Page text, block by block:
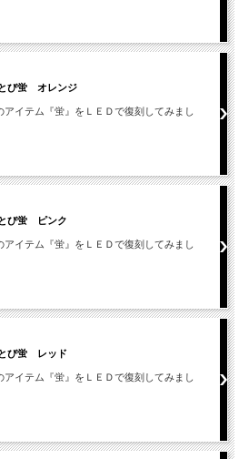
び蛍 オレンジ
アイテム『蛍』をＬＥＤで復刻してみまし
び蛍 ピンク
アイテム『蛍』をＬＥＤで復刻してみまし
び蛍 レッド
アイテム『蛍』をＬＥＤで復刻してみまし